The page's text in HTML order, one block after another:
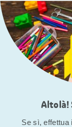
Altolà!
Se sì, effettua